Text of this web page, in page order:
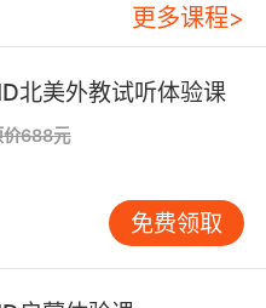
我灌输努力工作的价
support：意为“努力
： The company is
for its new
争取对其新产品的支
仅丰富了“Drum”的用
了更多的色彩。 三、
征意义 “Drum”作为一
有重要的象征意义。
关的表达也常常带有
更多课程>
北美外教试听体验课
价688元
免费领取